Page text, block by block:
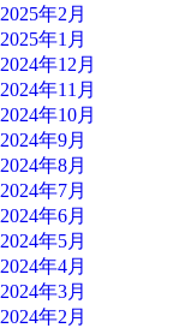
2025年2月
2025年1月
2024年12月
2024年11月
2024年10月
2024年9月
2024年8月
2024年7月
2024年6月
2024年5月
2024年4月
2024年3月
2024年2月